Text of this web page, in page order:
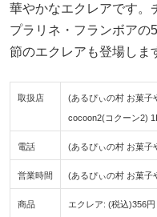
華やかなエクレアです。
プラリネ・フランボアの
節のエクレアも登場しま
取扱店 (あるぴぃの村 お菓子
cocoon2(コクーン2)
電話 (あるぴぃの村 お菓子
営業時間 (あるぴぃの村 お菓子
商品 エクレア: (税込)356円